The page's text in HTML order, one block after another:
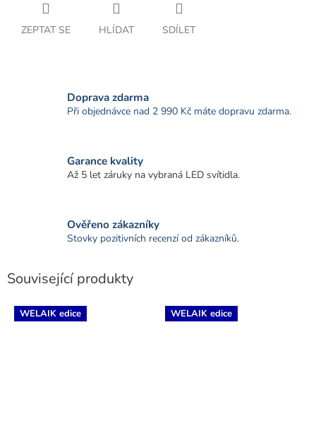
ZEPTAT SE HLÍDAT SDÍLET
Doprava zdarma
Při objednávce nad 2 990 Kč máte dopravu zdarma.
Garance kvality
Až 5 let záruky na vybraná LED svítidla.
Ověřeno zákazníky
Stovky pozitivních recenzí od zákazníků.
Související produkty
WELAIK edice WELAIK edice